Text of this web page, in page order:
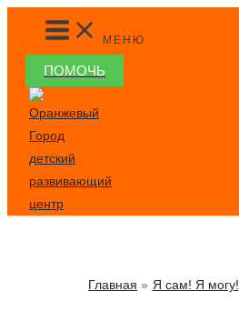
Перейти
содержимому
MAIN
MENU
МЕНЮ
ПОМОЧЬ
Главная Я сам! Я могу!